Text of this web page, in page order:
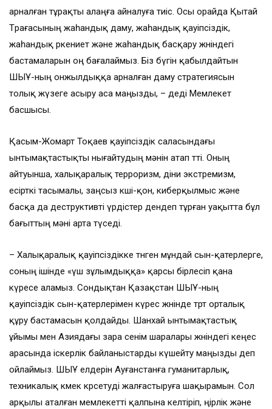
арналған тұрақты алаңға айналуға тиіс. Осы орайда Қытай
Төрағасының жаһандық даму, жаһандық қауіпсіздік,
жаһандық өркениет және жаһандық басқару жөніндегі
бастамаларын оң бағалаймыз. Біз бүгін қабылдайтын
ШЫҰ-ның онжылдыққа арналған даму стратегиясын
толық жүзеге асыру аса маңызды, – деді Мемлекет
басшысы.
Қасым-Жомарт Тоқаев қауіпсіздік саласындағы
ынтымақтастықты нығайтудың мәнін атап өтті. Оның
айтуынша, халықаралық терроризм, діни экстремизм,
есірткі тасымалы, заңсыз көші-қон, киберқылмыс және
басқа да деструктивті үрдістер дендеп тұрған уақытта бұл
бағыттың мәні арта түседі.
– Халықаралық қауіпсіздікке төнген мұндай сын-қатерлерге,
соның ішінде «үш зұлымдыққа» қарсы бірлесіп қана
күресе аламыз. Сондықтан Қазақстан ШЫҰ-ның
қауіпсіздік сын-қатерлерімен күрес жөнінде төрт орталық
құру бастамасын қолдайды. Шанхай ынтымақтастық
ұйымы мен Азиядағы өзара сенім шаралары жөніндегі кеңес
арасында іскерлік байланыстарды күшейту маңызды деп
ойлаймыз. ШЫҰ елдерін Ауғанстанға гуманитарлық,
техникалық көмек көрсетуді жалғастыруға шақырамын. Сол
арқылы аталған мемлекетті қалпына келтіріп, өңірлік және